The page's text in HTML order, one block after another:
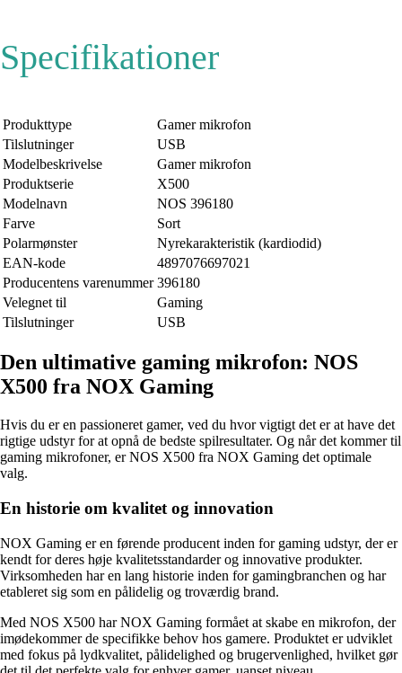
Specifikationer
Produkttype
Gamer mikrofon
Tilslutninger
USB
Modelbeskrivelse
Gamer mikrofon
Produktserie
X500
Modelnavn
NOS 396180
Farve
Sort
Polarmønster
Nyrekarakteristik (kardiodid)
EAN-kode
4897076697021
Producentens varenummer 396180
Velegnet til
Gaming
Tilslutninger
USB
Den ultimative gaming mikrofon: NOS
X500 fra NOX Gaming
Hvis du er en passioneret gamer, ved du hvor vigtigt det er at have det
rigtige udstyr for at opnå de bedste spilresultater. Og når det kommer til
gaming mikrofoner, er NOS X500 fra NOX Gaming det optimale
valg.
En historie om kvalitet og innovation
NOX Gaming er en førende producent inden for gaming udstyr, der er
kendt for deres høje kvalitetsstandarder og innovative produkter.
Virksomheden har en lang historie inden for gamingbranchen og har
etableret sig som en pålidelig og troværdig brand.
Med NOS X500 har NOX Gaming formået at skabe en mikrofon, der
imødekommer de specifikke behov hos gamere. Produktet er udviklet
med fokus på lydkvalitet, pålidelighed og brugervenlighed, hvilket gør